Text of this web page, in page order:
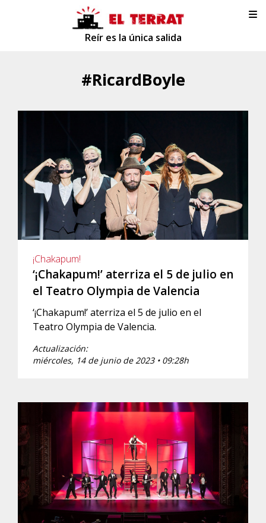
Reír es la única salida
#RicardBoyle
¡Chakapum!
‘¡Chakapum!’ aterriza el 5 de julio en
el Teatro Olympia de Valencia
‘¡Chakapum!’ aterriza el 5 de julio en el
Teatro Olympia de Valencia.
Actualización:
miércoles, 14 de junio de 2023 • 09:28h